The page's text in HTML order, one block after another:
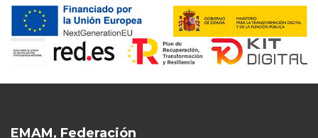
EMAM, Federación